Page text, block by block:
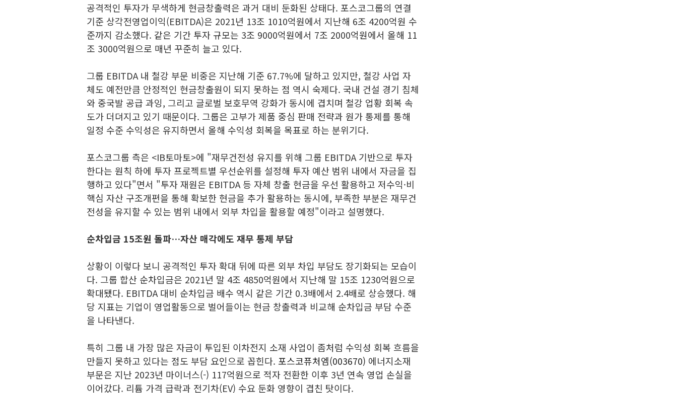
공격적인 투자가 무색하게 현금창출력은 과거 대비 둔화된 상태다. 포스코그룹의 연결
기준 상각전영업이익(EBITDA)은 2021년 13조 1010억원에서 지난해 6조 4200억원 수
준까지 감소했다. 같은 기간 투자 규모는 3조 9000억원에서 7조 2000억원에서 올해 11
조 3000억원으로 매년 꾸준히 늘고 있다.
그룹 EBITDA 내 철강 부문 비중은 지난해 기준 67.7%에 달하고 있지만, 철강 사업 자
체도 예전만큼 안정적인 현금창출원이 되지 못하는 점 역시 숙제다. 국내 건설 경기 침체
와 중국발 공급 과잉, 그리고 글로벌 보호무역 강화가 동시에 겹치며 철강 업황 회복 속
도가 더뎌지고 있기 때문이다. 그룹은 고부가 제품 중심 판매 전략과 원가 통제를 통해
일정 수준 수익성은 유지하면서 올해 수익성 회복을 목표로 하는 분위기다.
포스코그룹 측은 <IB토마토>에 "재무건전성 유지를 위해 그룹 EBITDA 기반으로 투자
한다는 원칙 하에 투자 프로젝트별 우선순위를 설정해 투자 예산 범위 내에서 자금을 집
행하고 있다"면서 "투자 재원은 EBITDA 등 자체 창출 현금을 우선 활용하고 저수익·비
핵심 자산 구조개편을 통해 확보한 현금을 추가 활용하는 동시에, 부족한 부분은 재무건
전성을 유지할 수 있는 범위 내에서 외부 차입을 활용할 예정"이라고 설명했다.
순차입금 15조원 돌파…자산 매각에도 재무 통제 부담
상황이 이렇다 보니 공격적인 투자 확대 뒤에 따른 외부 차입 부담도 장기화되는 모습이
다. 그룹 합산 순차입금은 2021년 말 4조 4850억원에서 지난해 말 15조 1230억원으로
확대됐다. EBITDA 대비 순차입금 배수 역시 같은 기간 0.3배에서 2.4배로 상승했다. 해
당 지표는 기업이 영업활동으로 벌어들이는 현금 창출력과 비교해 순차입금 부담 수준
을 나타낸다.
특히 그룹 내 가장 많은 자금이 투입된 이차전지 소재 사업이 좀처럼 수익성 회복 흐름을
만들지 못하고 있다는 점도 부담 요인으로 꼽힌다. 포스코퓨처엠(003670) 에너지소재
부문은 지난 2023년 마이너스(-) 117억원으로 적자 전환한 이후 3년 연속 영업 손실을
이어갔다. 리튬 가격 급락과 전기차(EV) 수요 둔화 영향이 겹친 탓이다.